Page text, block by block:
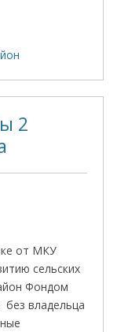
2
от МКУ
сельских
Фондом
владельца